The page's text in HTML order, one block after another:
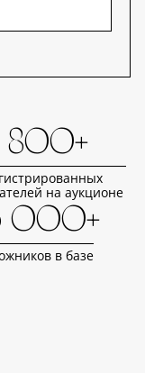
800+
на аукционе
000+
в базе